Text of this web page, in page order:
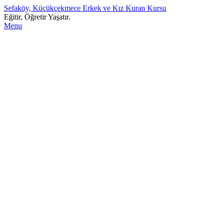
Sefaköy, Küçükçekmece Erkek ve Kız Kuran Kursu
Eğitir, Öğretir Yaşatır.
Menu